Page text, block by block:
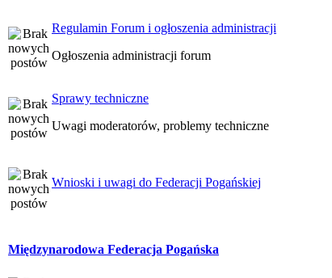
Regulamin Forum i ogłoszenia administracji
Ogłoszenia administracji forum
Sprawy techniczne
Uwagi moderatorów, problemy techniczne
Wnioski i uwagi do Federacji Pogańskiej
Międzynarodowa Federacja Pogańska